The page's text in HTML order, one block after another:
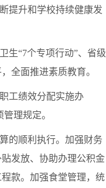
提升和学校持续健康发
生“7个专项行动”、省级
全面推进素质教育。
工绩效分配实施办
理规定。
的顺利执行。加强财务
发放、协助办理公积金
款。加强食堂管理，统